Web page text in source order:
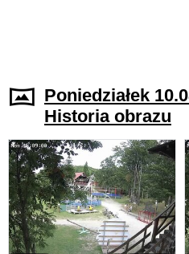
Poniedziałek
Historia obrazu